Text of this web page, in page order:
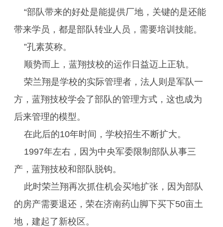
“部队带来的好处是能提供厂地，关键的是还能
带来学员，都是部队转业人员，需要培训技能。
”孔素英称。
顺势而上，蓝翔技校的运作日益迈上正轨。
荣兰翔是学校的实际管理者，法人则是军队一
方，蓝翔技校学会了部队的管理方式，这也成为
后来管理的模型。
在此后的10年时间，学校招生不断扩大。
1997年左右，因为中央军委限制部队从事三
产，蓝翔技校和部队脱钩。
此时荣兰翔再次抓住机会买地扩张，因为部队
的房产需要退还，荣在济南药山脚下买下50亩土
地，建起了新校区。